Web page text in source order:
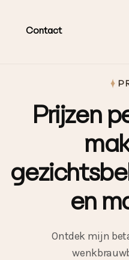
Contact
Prijzen
en
Ontdek mijn